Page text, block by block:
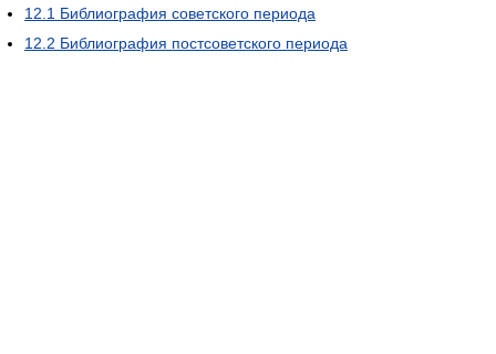
12.1 Библиография советского периода
12.2 Библиография постсоветского периода